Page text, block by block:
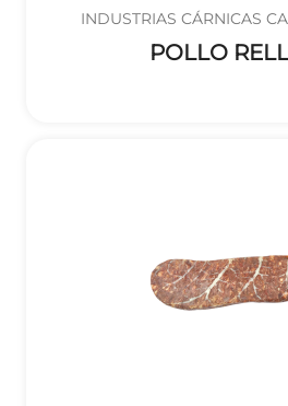
INDUSTRIAS CÁRNICAS
POLLO